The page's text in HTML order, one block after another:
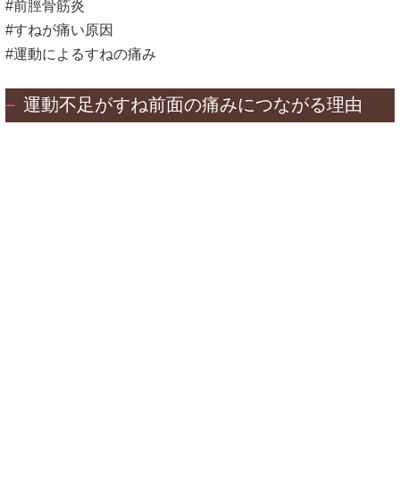
#前脛骨筋炎
#すねが痛い原因
#運動によるすねの痛み
運動不足がすね前面の痛みにつながる理由